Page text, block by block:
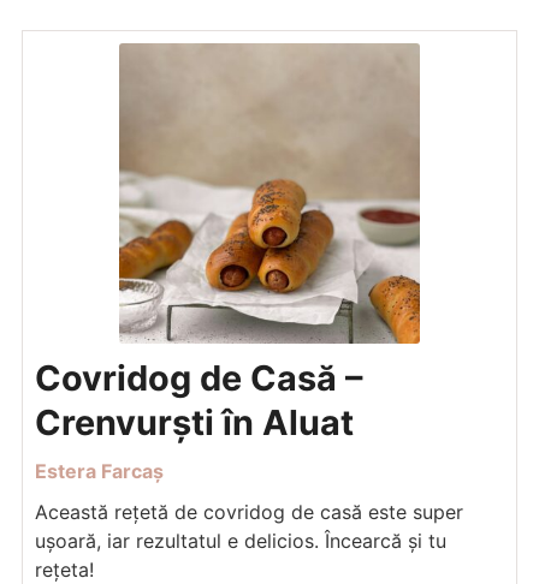
Covridog de Casă –
Crenvurști în Aluat
Estera Farcaș
Această rețetă de covridog de casă este super
ușoară, iar rezultatul e delicios. Încearcă și tu
rețeta!